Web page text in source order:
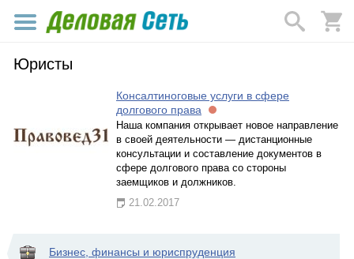
Юристы
Консалтиноговые услуги в сфере
долгового права
Наша компания открывает новое направление
в своей деятельности — дистанционные
консультации и составление документов в
сфере долгового права со стороны
заемщиков и должников.
21.02.2017
Бизнес, финансы и юриспруденция